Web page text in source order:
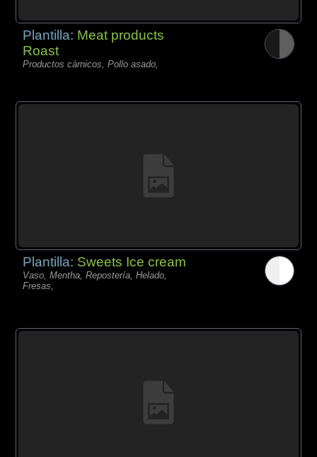
Plantilla: Meat products
Roast
Productos càrnicos, Pollo asado,
Plantilla: Sweets Ice cream
Vaso, Mentha, Repostería, Helado,
Fresas,